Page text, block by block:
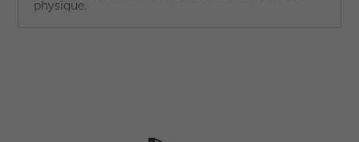
physique.